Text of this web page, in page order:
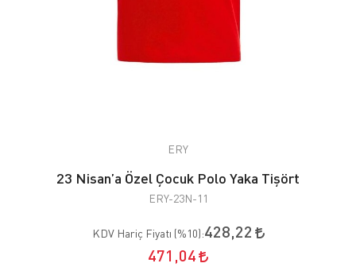
ERY
23 Nisan’a Özel Çocuk Polo Yaka Tişört
ERY-23N-11
KDV Hariç Fiyatı (%10):428,22
471,04